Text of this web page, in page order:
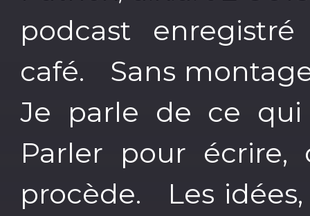
podcast
café. Sans
Je parle de ce
Parler pour écrire,
procède. Les